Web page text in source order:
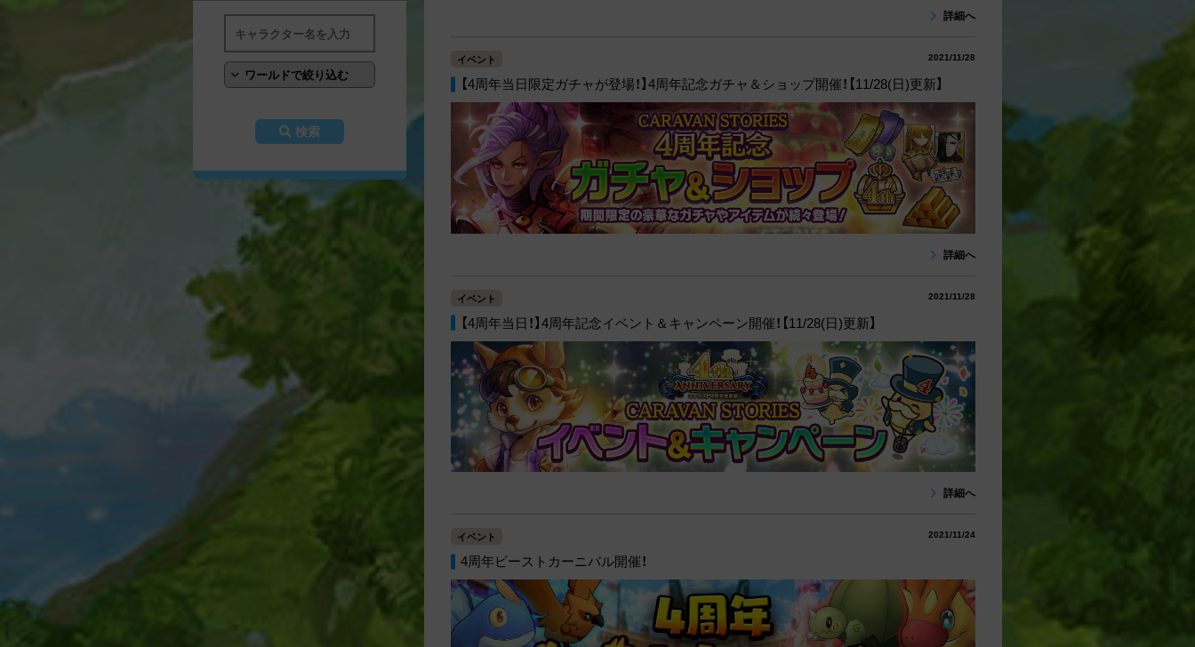
検索
詳細へ
イベント 2021/11/28
【4周年当日限定ガチャが登場！】4周年記念ガチャ＆ショップ開催！【11/28(日)更新】
詳細へ
イベント 2021/11/28
【4周年当日！】4周年記念イベント＆キャンペーン開催！【11/28(日)更新】
詳細へ
イベント 2021/11/24
4周年ビーストカーニバル開催！